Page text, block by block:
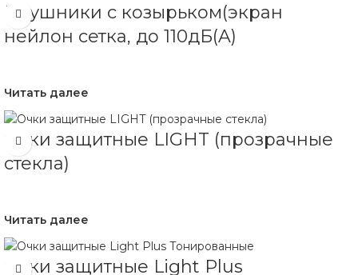
Наушники с козырьком(экран
нейлон сетка, до 110дБ(A)
Читать далее
Очки защитные LIGHT (прозрачные
стекла)
Читать далее
Очки защитные Light Plus